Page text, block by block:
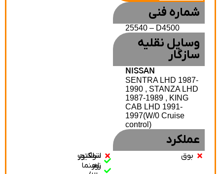
شماره فنی
25540 – D4500
وسایل نقلیه
سازگار
NISSAN
SENTRA LHD 1987-
1990 , STANZA LHD
1987-1989 , KING
CAB LHD 1991-
1997(W/0 Cruise
control)
عملکرد
بوق اتولایت
سلکتور
نور
سلکتور
راهنما